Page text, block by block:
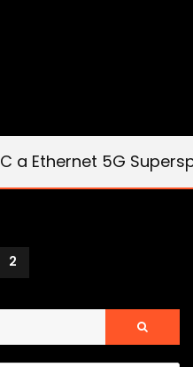
a Ethernet 5G
2